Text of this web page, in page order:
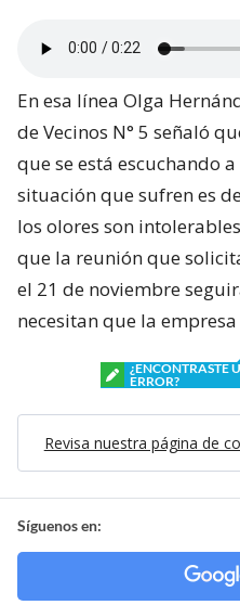
En esa línea Olga
de Vecinos N° 5 señaló
que se está escuchando
situación que sufren es
los olores son
que la reunión que
el 21 de noviembre
necesitan que la
¿ENCONTRASTE
ERROR?
Revisa nuestra página de
Síguenos en: